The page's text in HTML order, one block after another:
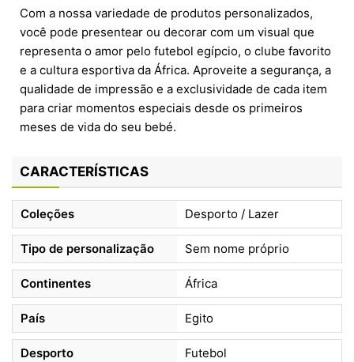
Com a nossa variedade de produtos personalizados,
você pode presentear ou decorar com um visual que
representa o amor pelo futebol egípcio, o clube favorito
e a cultura esportiva da África. Aproveite a segurança, a
qualidade de impressão e a exclusividade de cada item
para criar momentos especiais desde os primeiros
meses de vida do seu bebé.
CARACTERÍSTICAS
Coleções Desporto / Lazer
Tipo de personalização Sem nome próprio
Continentes África
País Egito
Desporto Futebol